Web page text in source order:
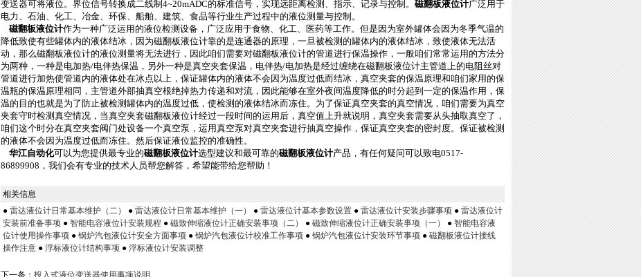
变送器可将液位。界位信号转换成二线制4~20mADC的标准信号，实现远距离检测、指示、记录与控制。 磁翻板液位计广泛用于
电力、石油、化工、冶金、环保、船舶、建筑、食品等行业生产过程中的液位测量与控制。
磁翻板液位计作为一种广泛运用的液位检测设备，广泛应用于食物、化工、医药等工作。但是因为室外罐体会因为冬季气温的
降低致使有些罐体内的液体结冰，因为磁翻板液位计靠的是连通器的原理，一旦被检测的罐体内的液体结冰，致使液体无法活
动，那么磁翻板液位计的液位测量将无法进行，因此咱们需要对磁翻板液位计的管道进行保温操作，一般咱们常常运用的方法分
为两种，一种是电加热/电伴热保温，另外一种是真空夹套保温，电伴热/电加热是经过缠绕在磁翻板液位计主管道上的电阻丝对
管道进行加热使管道内的液体处在冰点以上，保证罐体内的液体不会因为温度过低而结冰，真空夹套的保温原理和咱们家用的保
温瓶的保温原理相同，主管道外部抽真空根绝掉热力传递和对流，因此能够在室外夜间温度降低的时分起到一定的保温作用，保
温的目的也就是为了防止被检测罐体内的温度过低，使检测的液体结冰而冻住。为了保证真空夹套的真空情况，咱们需要为真空
夹套守时检测真空情况，当真空夹套磁翻板液位计经过一段时间的运用后，真空值上升就说明，真空夹套需要从头抽取真空了，
咱们这个时分在真空夹套阀门处设备一个真空泵，运用真空泵对真空夹套进行抽真空操作，保证真空夹套的密封度。保证被检测
的液体不会因为温度过低而冻住。然后保证液位监控的准确性。
华江自动化可以为您提供最专业的磁翻板液位计选型建议和最可靠的磁翻板液位计产品，有任何疑问可以致电0517-
86899908，我们会有专业的技术人员帮您解答，希望能带给您帮助！
相关信息
● 雷达液位计日常基本维护（二） ● 雷达液位计日常基本维护（一） ● 雷达液位计基本参数设置 ● 雷达液位计安装步骤事项 ● 雷达液位计
安装前准备事项 ● 智能电容液位计安装规程 ● 磁致伸缩液位计正确安装事项（二） ● 磁致伸缩液位计正确安装事项（一） ● 智能电容液
位计使用操作事项 ● 锅炉汽包液位计安全方面事项 ● 锅炉汽包液位计校准工作事项 ● 锅炉汽包液位计安装环节事项 ● 磁翻板液位计接线
操作注意 ● 浮标液位计结构事项 ● 浮标液位计安装调整
下一条： 投入式液位变送器使用事项说明